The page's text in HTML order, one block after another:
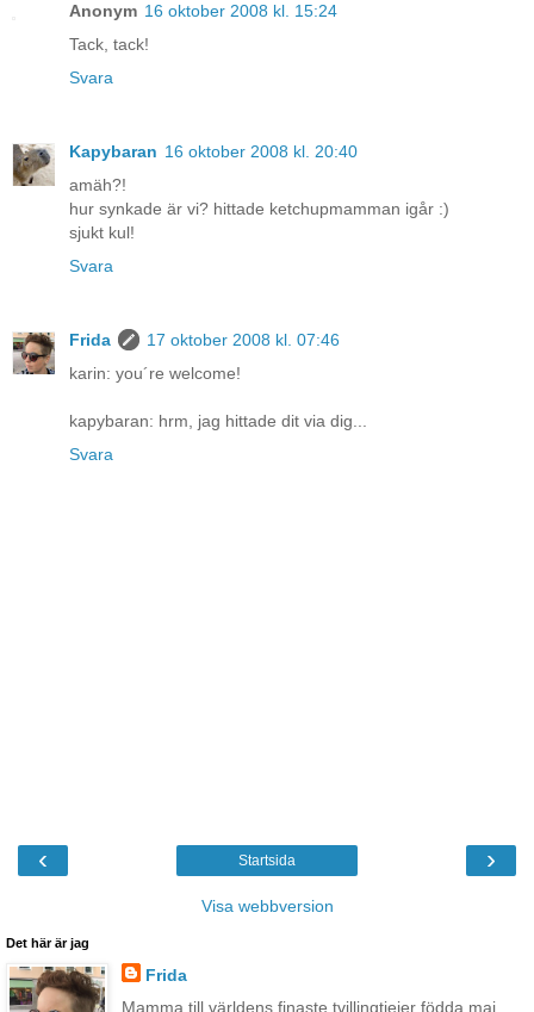
Anonym 16 oktober 2008 kl. 15:24
Tack, tack!
Svara
Kapybaran 16 oktober 2008 kl. 20:40
amäh?!
hur synkade är vi? hittade ketchupmamman igår :)
sjukt kul!
Svara
Frida
17 oktober 2008 kl. 07:46
karin: you´re welcome!
kapybaran: hrm, jag hittade dit via dig...
Svara
‹ ›
Startsida
Visa webbversion
Det här är jag
Frida
Mamma till världens finaste tvillingtjejer födda maj